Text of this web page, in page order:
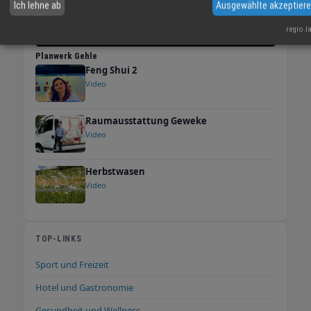
Donnerstag 8:30 bis 17:00 Uhr Freitag 8:30 bis
Planwerk Gehle
Feng Shui 2
Video
Raumausstattung Geweke
Video
Herbstwasen
Video
TOP-LINKS
Sport und Freizeit
Hotel und Gastronomie
Ich lehne ab Ausgewählte